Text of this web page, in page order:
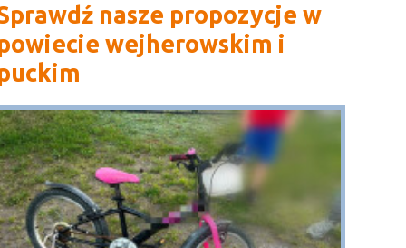
nasze propozycje w
wejherowskim i